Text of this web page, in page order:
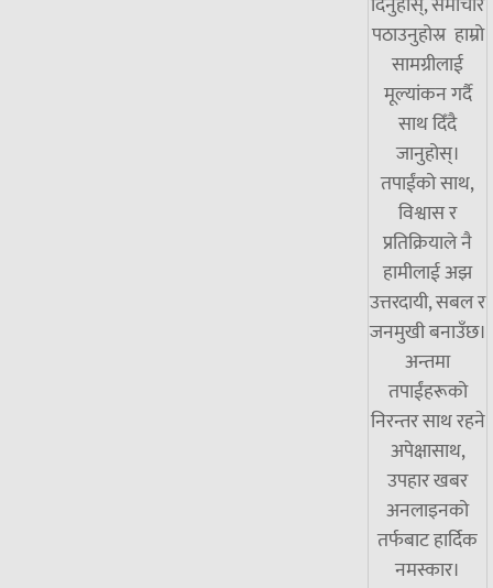
पठाउनुहोस्र हाम्रो
सामग्रीलाई
मूल्यांकन गर्दै
साथ दिँदै
जानुहोस्।
तपाईंको साथ,
विश्वास र
प्रतिक्रियाले नै
हामीलाई अझ
उत्तरदायी, सबल र
जनमुखी बनाउँछ।
अन्तमा
तपाईंहरूको
निरन्तर साथ रहने
अपेक्षासाथ,
उपहार खबर
अनलाइनको
तर्फबाट हार्दिक
नमस्कार।